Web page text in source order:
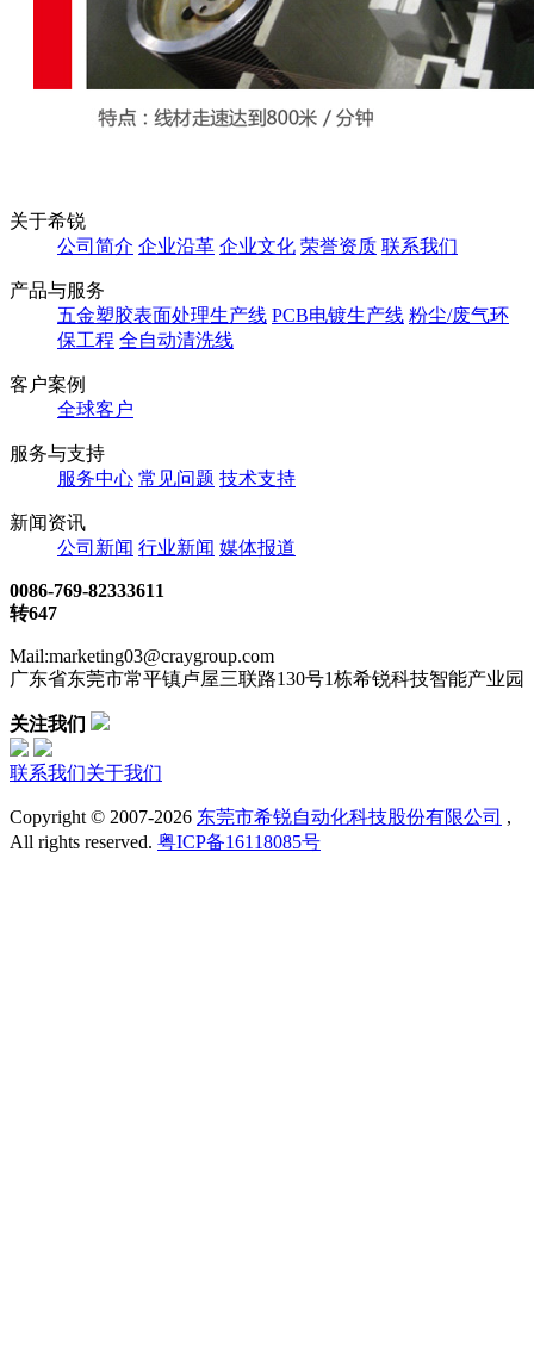
关于希锐
公司简介 企业沿革 企业文化 荣誉资质 联系我们
产品与服务
五金塑胶表面处理生产线 PCB电镀生产线 粉尘/废气环
保工程 全自动清洗线
客户案例
全球客户
服务与支持
服务中心 常见问题 技术支持
新闻资讯
公司新闻 行业新闻 媒体报道
0086-769-82333611
转647
Mail:marketing03@craygroup.com
广东省东莞市常平镇卢屋三联路130号1栋希锐科技智能产业园
关注我们
联系我们关于我们
Copyright © 2007-2026 东莞市希锐自动化科技股份有限公司 ,
All rights reserved. 粤ICP备16118085号